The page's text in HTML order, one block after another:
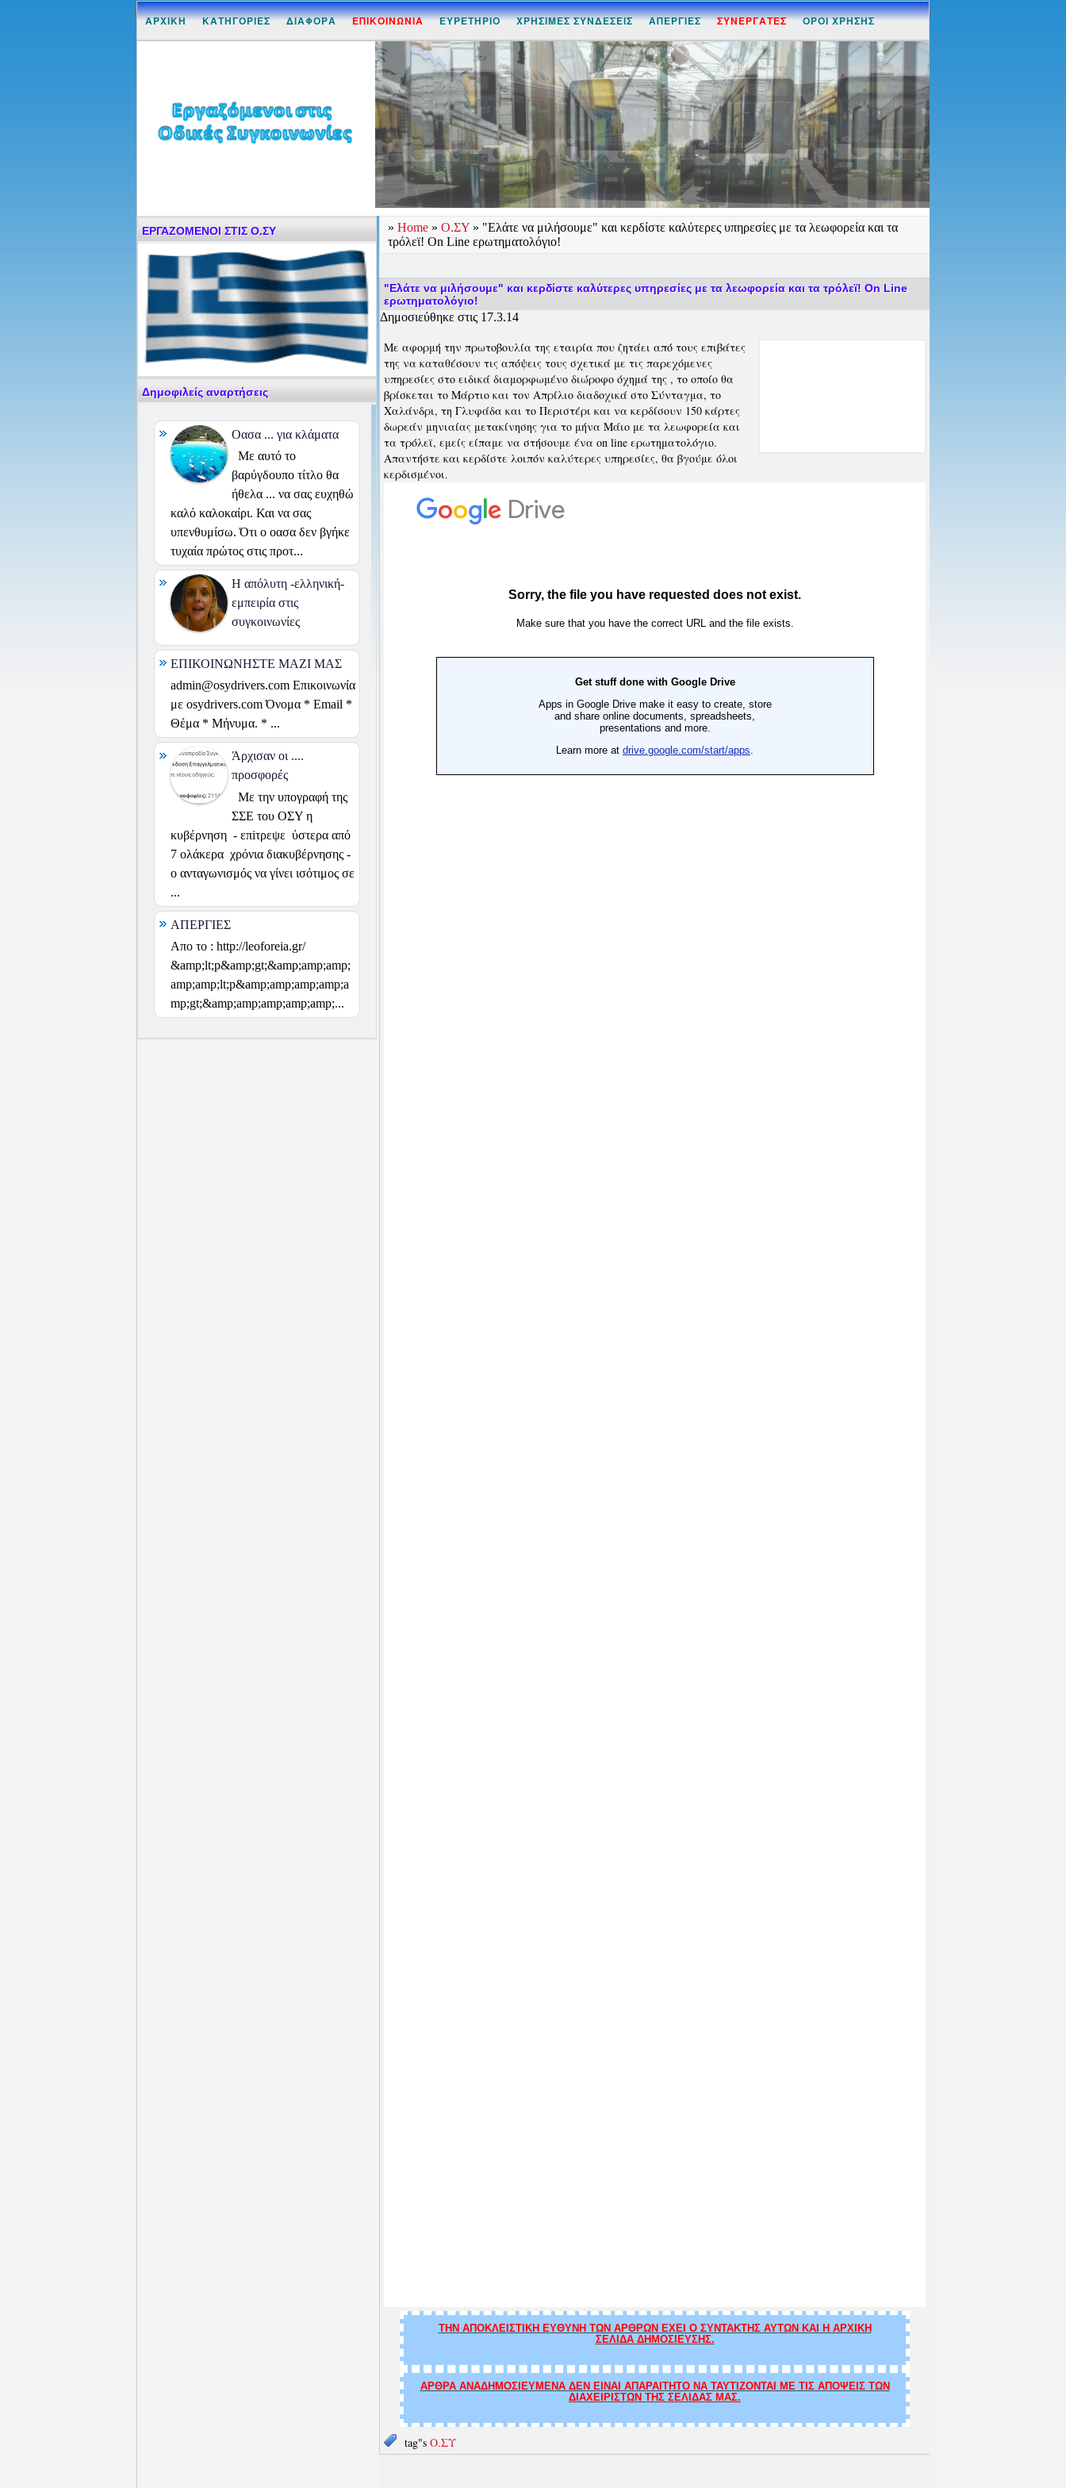
ΑΡΧΙΚΗ ΚΑΤΗΓΟΡΙΕΣ ΔΙΑΦΟΡΑ ΕΠΙΚΟΙΝΩΝΙΑ ΕΥΡΕΤΗΡΙΟ ΧΡΗΣΙΜΕΣ ΣΥΝΔΕΣΕΙΣ ΑΠΕΡΓΙΕΣ ΣΥΝΕΡΓΑΤΕΣ ΟΡΟΙ ΧΡΗΣΗΣ
» Home » Ο.ΣΥ » "Ελάτε να μιλήσουμε" και κερδίστε καλύτερες υπηρεσίες με τα λεωφορεία και τα
τρόλεϊ! On Line ερωτηματολόγιο!
"Ελάτε να μιλήσουμε" και κερδίστε καλύτερες υπηρεσίες με τα λεωφορεία και τα τρόλεϊ! On Line
ερωτηματολόγιο!
Δημοσιεύθηκε στις 17.3.14
Με αφορμή την πρωτοβουλία της εταιρία που ζητάει από τους επιβάτες
της να καταθέσουν τις απόψεις τους σχετικά με τις παρεχόμενες
υπηρεσίες στο ειδικά διαμορφωμένο διώροφο όχημά της , το οποίο θα
βρίσκεται το Μάρτιο και τον Απρίλιο διαδοχικά στο Σύνταγμα, το
Χαλάνδρι, τη Γλυφάδα και το Περιστέρι και να κερδίσουν 150 κάρτες
δωρεάν μηνιαίας μετακίνησης για το μήνα Μάιο με τα λεωφορεία και
τα τρόλεϊ, εμείς είπαμε να στήσουμε ένα on line ερωτηματολόγιο.
Απαντήστε και κερδίστε λοιπόν καλύτερες υπηρεσίες, θα βγούμε όλοι
κερδισμένοι.
ΤΗΝ ΑΠΟΚΛΕΙΣΤΙΚΗ ΕΥΘΥΝΗ ΤΩΝ ΑΡΘΡΩΝ ΕΧΕΙ Ο ΣΥΝΤΑΚΤΗΣ ΑΥΤΩΝ ΚΑΙ Η ΑΡΧΙΚΗ
ΣΕΛΙΔΑ ΔΗΜΟΣΙΕΥΣΗΣ.
ΑΡΘΡΑ ΑΝΑΔΗΜΟΣΙΕΥΜΕΝΑ ΔΕΝ ΕΙΝΑΙ ΑΠΑΡΑΙΤΗΤΟ ΝΑ ΤΑΥΤΙΖΟΝΤΑΙ ΜΕ ΤΙΣ ΑΠΟΨΕΙΣ ΤΩΝ
ΔΙΑΧΕΙΡΙΣΤΩΝ ΤΗΣ ΣΕΛΙΔΑΣ ΜΑΣ.
tag"s Ο.ΣΥ
ΕΡΓΑΖΟΜΕΝΟΙ ΣΤΙΣ Ο.ΣΥ
Δημοφιλείς αναρτήσεις
Οασα ... για κλάματα
Με αυτό το
βαρύγδουπο τίτλο θα
ήθελα ... να σας ευχηθώ
καλό καλοκαίρι. Και να σας
υπενθυμίσω. Ότι ο οασα δεν βγήκε
τυχαία πρώτος στις προτ...
H απόλυτη -ελληνική-
εμπειρία στις
συγκοινωνίες
ΕΠΙΚΟΙΝΩΝΗΣΤΕ ΜΑΖΙ ΜΑΣ
admin@osydrivers.com Επικοινωνία
με osydrivers.com Όνομα * Email *
Θέμα * Μήνυμα. * ...
Άρχισαν οι ....
προσφορές
Με την υπογραφή της
ΣΣΕ του ΟΣΥ η
κυβέρνηση - επiτρεψε ύστερα από
7 ολάκερα χρόνια διακυβέρνησης -
ο ανταγωνισμός να γίνει ισότιμος σε
...
ΑΠΕΡΓΙΕΣ
Απο το : http://leoforeia.gr/
&amp;lt;p&amp;gt;&amp;amp;amp;
amp;amp;lt;p&amp;amp;amp;amp;a
mp;gt;&amp;amp;amp;amp;amp;...